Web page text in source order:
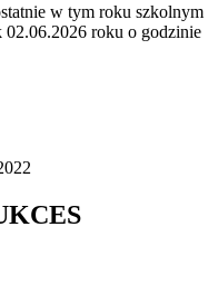
w tym roku szkolnym
02.06.2026 roku o godzinie